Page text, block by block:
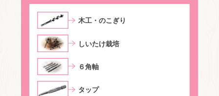
⽊⼯・のこぎり
しいたけ栽培
６⾓軸
タップ